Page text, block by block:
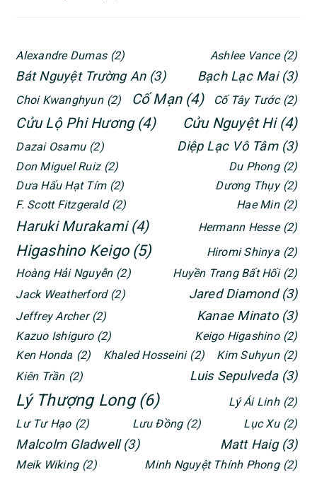
Alexandre Dumas (2) Ashlee Vance (2)
Bát Nguyệt Trường An (3) Bạch Lạc Mai (3)
Choi Kwanghyun (2) Cố Mạn (4) Cố Tây Tước (2)
Cửu Lộ Phi Hương (4) Cửu Nguyệt Hi (4)
Dazai Osamu (2) Diệp Lạc Vô Tâm (3)
Don Miguel Ruiz (2) Du Phong (2)
Dưa Hấu Hạt Tím (2) Dương Thụy (2)
F. Scott Fitzgerald (2) Hae Min (2)
Haruki Murakami (4) Hermann Hesse (2)
Higashino Keigo (5) Hiromi Shinya (2)
Hoàng Hải Nguyễn (2) Huyền Trang Bất Hối (2)
Jack Weatherford (2) Jared Diamond (3)
Jeffrey Archer (2) Kanae Minato (3)
Kazuo Ishiguro (2) Keigo Higashino (2)
Ken Honda (2) Khaled Hosseini (2) Kim Suhyun (2)
Kiên Trần (2) Luis Sepulveda (3)
Lý Thượng Long (6) Lý Ái Linh (2)
Lư Tư Hạo (2) Lưu Đồng (2) Lục Xu (2)
Malcolm Gladwell (3) Matt Haig (3)
Meik Wiking (2) Minh Nguyệt Thính Phong (2)